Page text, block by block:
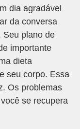
dia agradável
da conversa
Seu plano de
importante
dieta
seu corpo. Essa
Os problemas
se recupera